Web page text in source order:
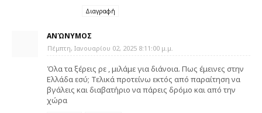
Διαγραφή
ΑΝΏΝΥΜΟΣ
Πέμπτη, Ιανουαρίου 02, 2025 8:11:00 μ.μ.
Όλα τα ξέρεις ρε , μιλάμε για διάνοια. Πως έμεινες στην
Ελλάδα εσύ; Τελικά προτείνω εκτός από παραίτηση να
βγάλεις και διαβατήριο να πάρεις δρόμο και από την
χώρα